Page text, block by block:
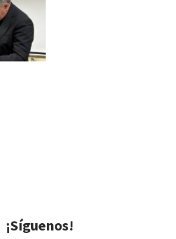
¡Síguenos!